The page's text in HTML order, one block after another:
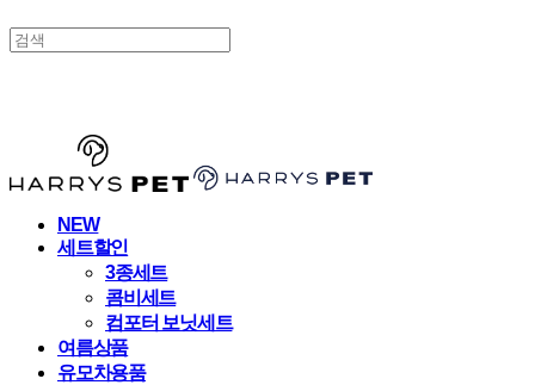
NEW
세트할인
3종세트
콤비세트
컴포터 보닛세트
여름상품
유모차용품